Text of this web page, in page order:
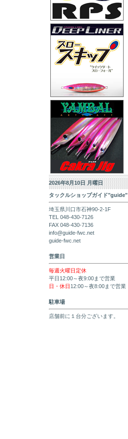
2026年8月10日 月曜日
タックルショップガイド"guide"
埼玉県川口市石神90-2-1F
TEL 048-430-7126
FAX 048-430-7136
info@guide-fwc.net
guide-fwc.net
営業日
毎週火曜日定休
平日12:00～夜9:00まで営業
日・休日 12:00～夜8:00まで営業
駐車場
店舗前に１台分ございます。